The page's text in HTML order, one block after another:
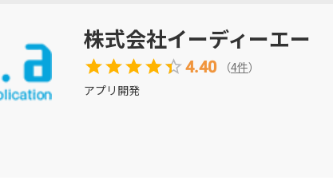
株式会社イーディーエー
4.40 （4件）
アプリ開発